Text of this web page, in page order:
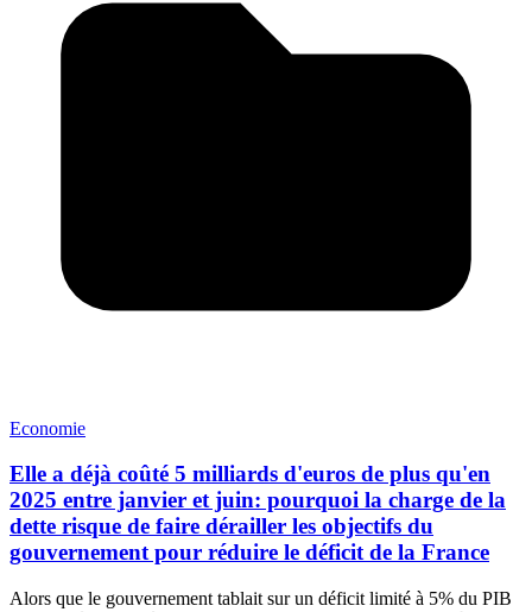
Economie
Elle a déjà coûté 5 milliards d'euros de plus qu'en
2025 entre janvier et juin: pourquoi la charge de la
dette risque de faire dérailler les objectifs du
gouvernement pour réduire le déficit de la France
Alors que le gouvernement tablait sur un déficit limité à 5% du PIB